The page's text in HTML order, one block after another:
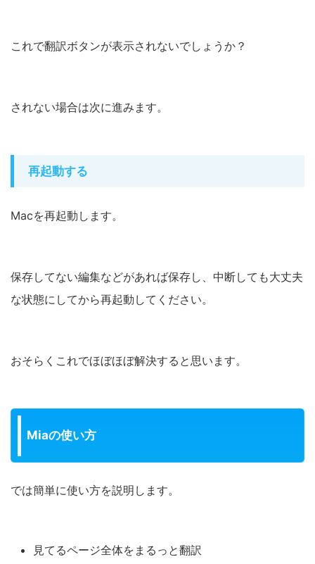
これで翻訳ボタンが表示されないでしょうか？
されない場合は次に進みます。
再起動する
Macを再起動します。
保存してない編集などがあれば保存し、中断しても大丈夫
な状態にしてから再起動してください。
おそらくこれでほぼほぼ解決すると思います。
Miaの使い方
では簡単に使い方を説明します。
見てるページ全体をまるっと翻訳